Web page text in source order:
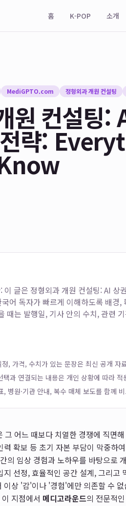
홈 K-POP 소개
MediGPTO.com 정형외과 개원 컨설팅
원 컨설팅:
략:
글은 정형외과 개원 컨설팅: AI
어 독자가 빠르게 이해하도록 배경
때는 발행일, 기사 안의 수치, 관련
, 가격, 수치가 있는 문장은 최신 공개 자
과 연결되는 내용은 개인 상황에 따라
병원·기관 안내, 복수 매체 보도를 함께
어느 때보다 치열한 경쟁에 직면
확보 등 초기 자본 부담이 막중하
의 임상 경험과 노하우를 바탕으로
선정, 효율적인 공간 설계, 그리고
이상 '감'이나 '경험'에만 의존할 수
지점에서 메디고라운드의 전문적인